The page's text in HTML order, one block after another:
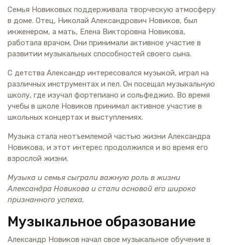
Семья Новиковых поддерживала творческую атмосферу
в доме. Отец, Николай Александрович Новиков, был
инженером, а мать, Елена Викторовна Новикова,
работала врачом. Они принимали активное участие в
развитии музыкальных способностей своего сына.
С детства Александр интересовался музыкой, играл на
различных инструментах и пел. Он посещал музыкальную
школу, где изучал фортепиано и сольфеджио. Во время
учебы в школе Новиков принимал активное участие в
школьных концертах и выступлениях.
Музыка стала неотъемлемой частью жизни Александра
Новикова, и этот интерес продолжился и во время его
взрослой жизни.
Музыка и семья сыграли важную роль в жизни
Александра Новикова и стали основой его широко
признанного успеха.
Музыкальное образование
Александр Новиков начал свое музыкальное обучение в